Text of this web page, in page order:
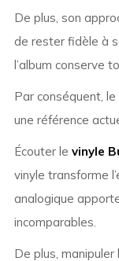
De plus, son
de rester fidèle à
l’album conserve
Par conséquent, le
une référence
Écouter le vinyle
vinyle transforme
analogique
incomparables.
De plus,